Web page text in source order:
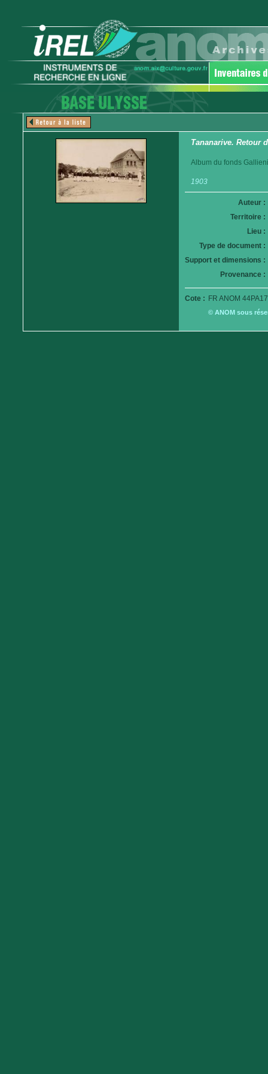
Tananarive. Retour
Album du fonds
1903
Auteur :
Territoire :
Lieu :
Type de document :
Support et dimensions :
Provenance :
Cote : FR ANOM
© ANOM sous